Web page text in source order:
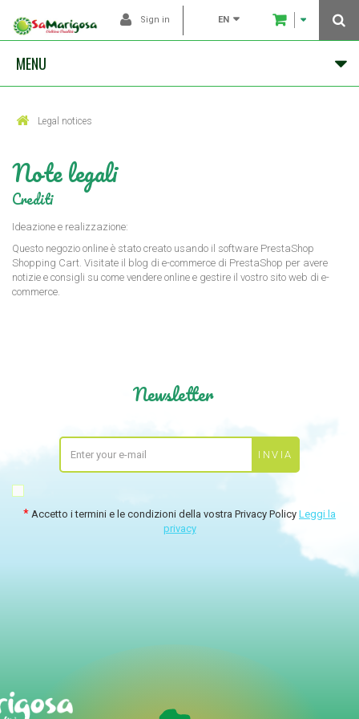
Sign in EN
MENU
Legal notices
Note legali
Crediti
Ideazione e realizzazione:
Questo negozio online è stato creato usando il software PrestaShop
Shopping Cart. Visitate il blog di e-commerce di PrestaShop per avere
notizie e consigli su come vendere online e gestire il vostro sito web di e-
commerce.
Newsletter
Accetto i termini e le condizioni della vostra Privacy Policy Leggi la
privacy